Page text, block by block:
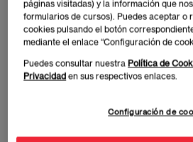
EAE MADRID CENTRO
tratará sus datos personales para
del programa seleccionado de cara
convocatorias del mismo, pudiendo
través de medios electrónicos (
una vez facilitada dicha información
citadas convocatorias.
páginas visitadas) y la información que
formularios de cursos). Puedes aceptar o
cookies pulsando el botón
mediante el enlace “Configuración de
Puedes consultar nuestra Política de
Privacidad en sus respectivos enlaces.
Configuración de